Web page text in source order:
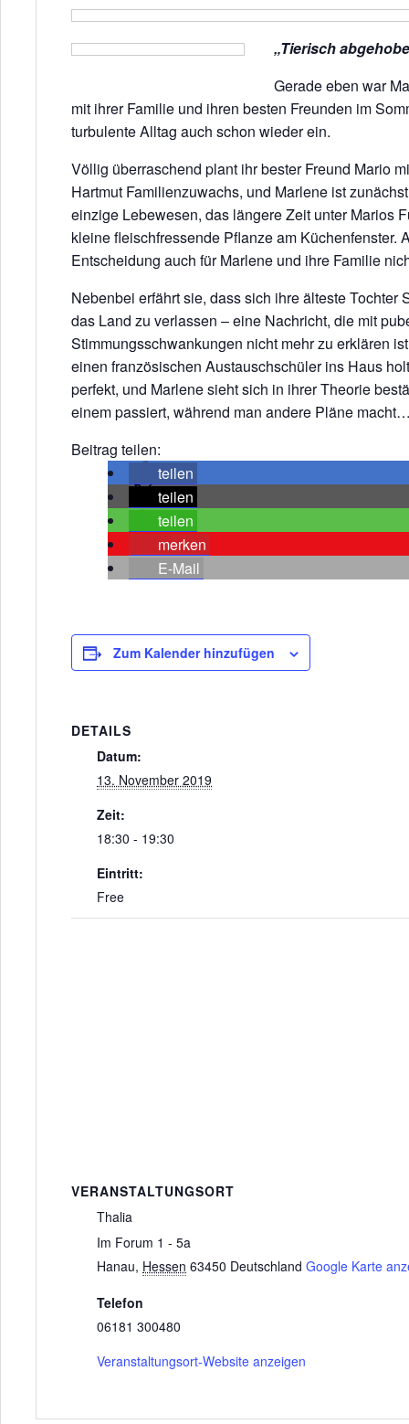
„Tierisch
Gerade eben war
mit ihrer Familie und ihren besten Freunden im
turbulente Alltag auch schon wieder ein.
Völlig überraschend plant ihr bester Freund Mario
Hartmut Familienzuwachs, und Marlene ist
einzige Lebewesen, das längere Zeit unter Marios
kleine fleischfressende Pflanze am Küchenfenster.
Entscheidung auch für Marlene und ihre Familie
Nebenbei erfährt sie, dass sich ihre älteste Tochter
das Land zu verlassen – eine Nachricht, die mit
Stimmungsschwankungen nicht mehr zu erklären
einen französischen Austauschschüler ins Haus
perfekt, und Marlene sieht sich in ihrer Theorie
einem passiert, während man andere Pläne
Beitrag teilen:
teilen
teilen
teilen
merken
E-Mail
Zum Kalender hinzufügen
DETAILS
Datum:
13. November 2019
Zeit:
18:30 - 19:30
Eintritt:
Free
VERANSTALTUNGSORT
Thalia
Im Forum 1 - 5a
Hanau, Hessen 63450 Deutschland Google Karte
Telefon
06181 300480
Veranstaltungsort-Website anzeigen